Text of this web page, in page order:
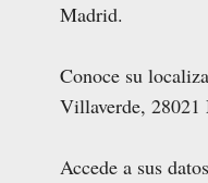
Madrid.
Conoce su
Villaverde, 28021
Accede a sus